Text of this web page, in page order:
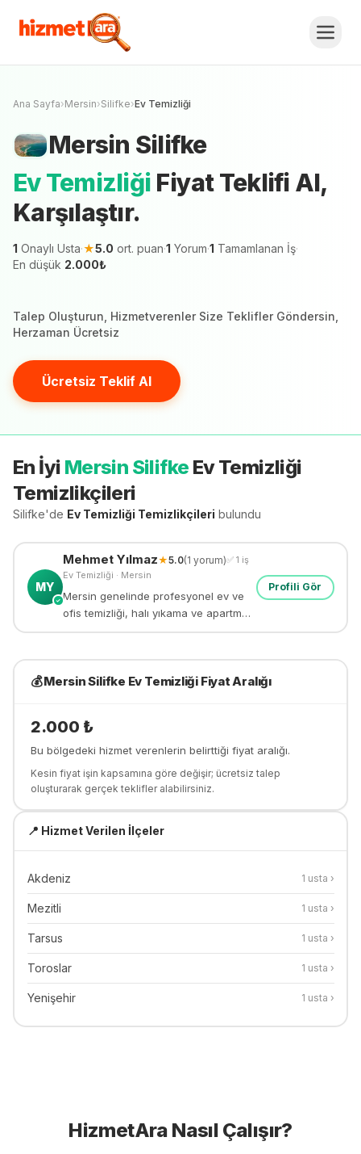
Ev Temizliği
Karşılaştır.
Ücretsiz Teklif Al
Ana Sayfa›Mersin›Silifke›Ev Temizliği
Mersin Silifke
Ev Temizliği Fiyat Teklifi Al,
Karşılaştır.
1 Onaylı Usta·★5.0 ort. puan·1 Yorum·1 Tamamlanan İş·
En düşük 2.000₺
Talep Oluşturun, Hizmetverenler Size Teklifler Göndersin,
Herzaman Ücretsiz
Ücretsiz Teklif Al
En İyi Mersin Silifke Ev Temizliği
Temizlikçileri
Silifke'de Ev Temizliği Temizlikçileri bulundu
MY
✓
Mehmet Yılmaz★5.0(1 yorum)✅ 1 iş
Ev Temizliği · Mersin
Mersin genelinde profesyonel ev ve
ofis temizliği, halı yıkama ve apartman
temizliği yapıyorum. 8 yıllık deneyim.
Profili Gör
💰Mersin Silifke Ev Temizliği Fiyat Aralığı
2.000 ₺
Bu bölgedeki hizmet verenlerin belirttiği fiyat aralığı.
Kesin fiyat işin kapsamına göre değişir; ücretsiz talep
oluşturarak gerçek teklifler alabilirsiniz.
📍 Hizmet Verilen İlçeler
Akdeniz 1 usta ›
Mezitli 1 usta ›
Tarsus 1 usta ›
Toroslar 1 usta ›
Yenişehir 1 usta ›
HizmetAra Nasıl Çalışır?